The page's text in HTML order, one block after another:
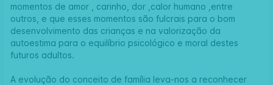
momentos de amor , carinho, dor ,calor humano ,entre
outros, e que esses momentos são fulcrais para o bom
desenvolvimento das crianças e na valorização da
autoestima para o equilíbrio psicológico e moral destes
futuros adultos.
A evolução do conceito de família leva-nos a reconhecer